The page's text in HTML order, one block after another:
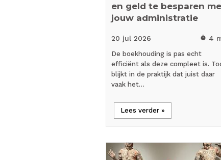
en geld te besparen
jouw administratie
20 jul 2026 timer 4
De boekhouding is pas echt
efficiënt als deze compleet is.
blijkt in de praktijk dat juist daar
vaak het…
Lees verder »